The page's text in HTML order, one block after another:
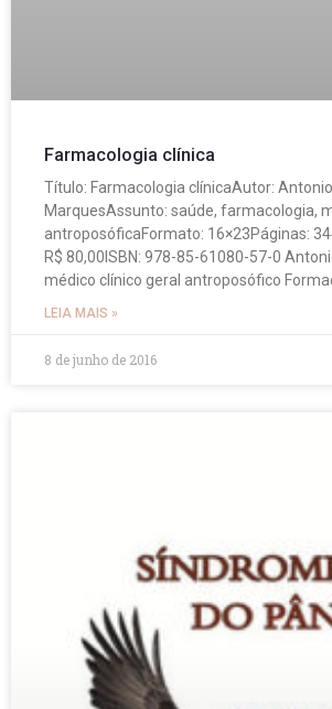
Farmacologia clínica
Título: Farmacologia clínicaAutor: Antonio
MarquesAssunto: saúde, farmacologia,
antroposóficaFormato: 16×23Páginas:
R$ 80,00ISBN: 978-85-61080-57-0
médico clínico geral antroposófico
LEIA MAIS »
8 de junho de 2016